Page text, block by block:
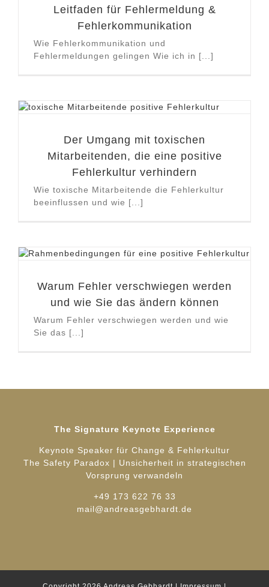
Leitfaden für Fehlermeldung &
Fehlerkommunikation
Wie Fehlerkommunikation und
Fehlermeldungen gelingen Wie ich in [...]
Der Umgang mit toxischen
Mitarbeitenden, die eine positive
Fehlerkultur verhindern
Wie toxische Mitarbeitende die Fehlerkultur
beeinflussen und wie [...]
Warum Fehler verschwiegen werden
und wie Sie das ändern können
Warum Fehler verschwiegen werden und wie
Sie das [...]
The Signature Keynote Experience
Keynote Speaker für Change & Fehlerkultur
The Safety Paradox | Unsicherheit in strategischen
Vorsprung verwandeln
+49 173 622 76 33
mail@andreasgebhardt.de